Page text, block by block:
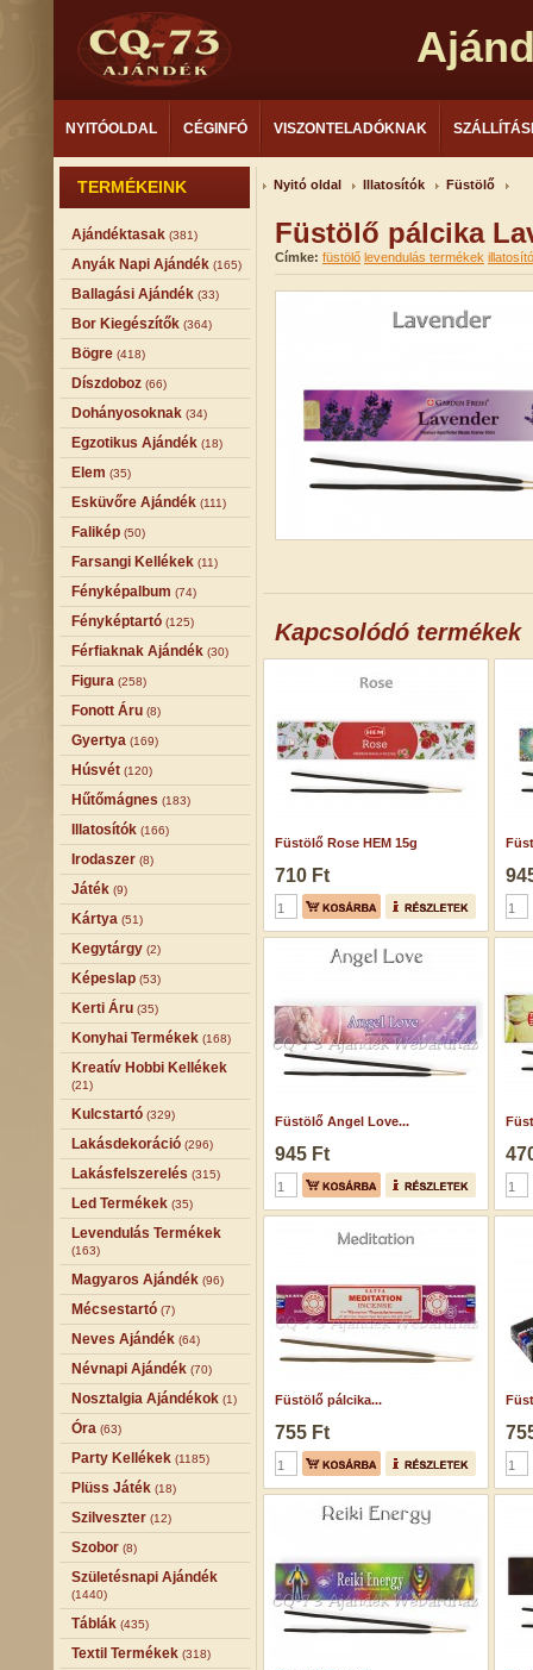
NYITÓOLDAL CÉGINFÓ VISZONTELADÓKNAK
TERMÉKEINK
Ajándéktasak (381)
Anyák Napi Ajándék (165)
Ballagási Ajándék (33)
Bor Kiegészítők (364)
Bögre (418)
Díszdoboz (66)
Dohányosoknak (34)
Egzotikus Ajándék (18)
Elem (35)
Esküvőre Ajándék (111)
Falikép (50)
Farsangi Kellékek (11)
Fényképalbum (74)
Fényképtartó (125)
Férfiaknak Ajándék (30)
Figura (258)
Fonott Áru (8)
Gyertya (169)
Húsvét (120)
Hűtőmágnes (183)
Illatosítók (166)
Irodaszer (8)
Játék (9)
Kártya (51)
Kegytárgy (2)
Képeslap (53)
Kerti Áru (35)
Konyhai Termékek (168)
Kreatív Hobbi Kellékek
(21)
Kulcstartó (329)
Lakásdekoráció (296)
Lakásfelszerelés (315)
Led Termékek (35)
Levendulás Termékek
(163)
Magyaros Ajándék (96)
Mécsestartó (7)
Neves Ajándék (64)
Névnapi Ajándék (70)
Nosztalgia Ajándékok (1)
Óra (63)
Party Kellékek (1185)
Plüss Játék (18)
Szilveszter (12)
Szobor (8)
Születésnapi Ajándék
(1440)
Táblák (435)
Textil Termékek (318)
Nyitó oldal Illatosítók Füstölő
Füstölő pálcika
Címke: füstölő levendulás termékek
Kapcsolódó termékek
Füstölő Rose HEM 15g
710 Ft
Füstölő Angel Love...
945 Ft
Füstölő pálcika...
755 Ft